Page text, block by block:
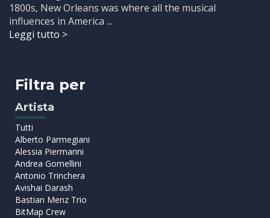
1800s, New Orleans was where all the musical
influences in America ...
Leggi tutto >
Filtra per
Artista
Tutti
Alberto Parmegiani
Alessia Piermarini
Andrea Gomellini
Antonio Trinchera
Avishai Darash
Bastian Menz Trio
BitMap Crew